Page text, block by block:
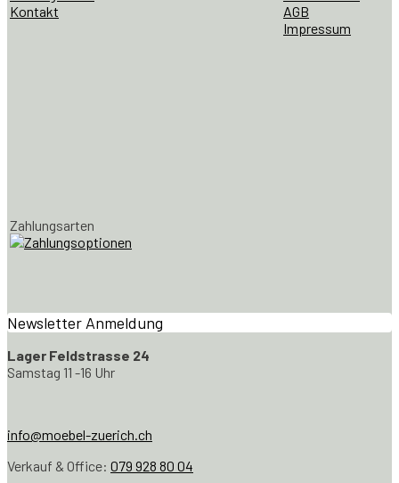
Kontakt
AGB
Impressum
Zahlungsarten
Newsletter Anmeldung
Lager Feldstrasse 24
Samstag 11 -16 Uhr
info@moebel-zuerich.ch
Verkauf & Office: 079 928 80 04